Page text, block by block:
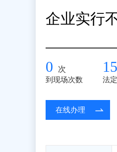
企业实行
0 次
到现场次数
15
法
在线办理